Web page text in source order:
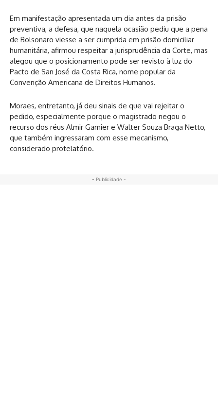
Em manifestação apresentada um dia antes da prisão
preventiva, a defesa, que naquela ocasião pediu que a pena
de Bolsonaro viesse a ser cumprida em prisão domiciliar
humanitária, afirmou respeitar a jurisprudência da Corte, mas
alegou que o posicionamento pode ser revisto à luz do
Pacto de San José da Costa Rica, nome popular da
Convenção Americana de Direitos Humanos.
Moraes, entretanto, já deu sinais de que vai rejeitar o
pedido, especialmente porque o magistrado negou o
recurso dos réus Almir Garnier e Walter Souza Braga Netto,
que também ingressaram com esse mecanismo,
considerado protelatório.
- Publicidade -